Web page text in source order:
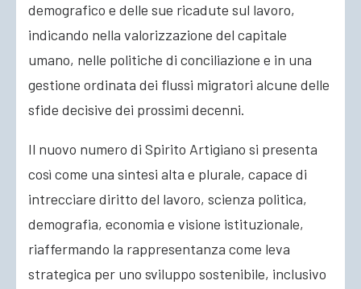
demografico e delle sue ricadute sul lavoro,
indicando nella valorizzazione del capitale
umano, nelle politiche di conciliazione e in una
gestione ordinata dei flussi migratori alcune delle
sfide decisive dei prossimi decenni.
Il nuovo numero di Spirito Artigiano si presenta
così come una sintesi alta e plurale, capace di
intrecciare diritto del lavoro, scienza politica,
demografia, economia e visione istituzionale,
riaffermando la rappresentanza come leva
strategica per uno sviluppo sostenibile, inclusivo